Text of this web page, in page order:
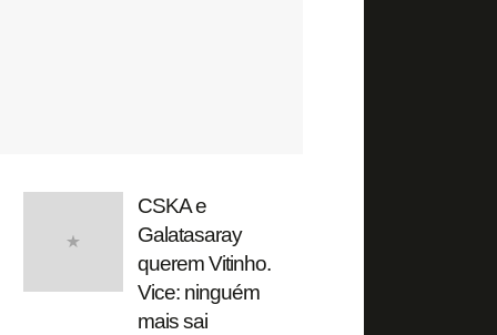
CSKA e
Galatasaray
querem Vitinho.
Vice: ninguém
mais sai